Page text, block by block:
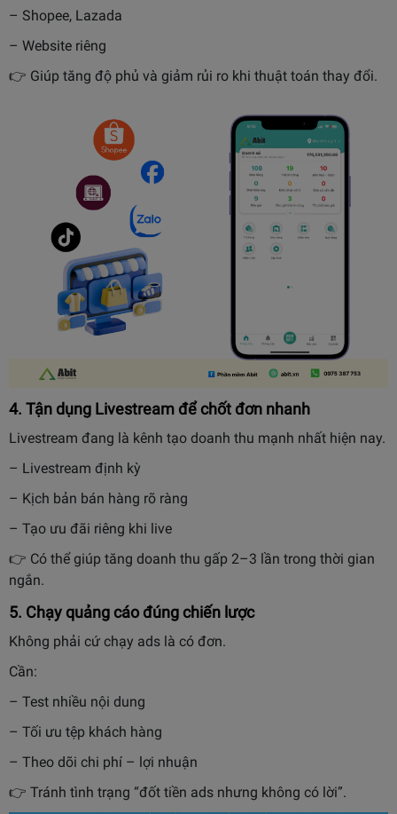
– Shopee, Lazada
– Website riêng
👉 Giúp tăng độ phủ và giảm rủi ro khi thuật toán thay đổi.
4. Tận dụng Livestream để chốt đơn nhanh
Livestream đang là kênh tạo doanh thu mạnh nhất hiện nay.
– Livestream định kỳ
– Kịch bản bán hàng rõ ràng
– Tạo ưu đãi riêng khi live
👉 Có thể giúp tăng doanh thu gấp 2–3 lần trong thời gian
ngắn.
5. Chạy quảng cáo đúng chiến lược
Không phải cứ chạy ads là có đơn.
Cần:
– Test nhiều nội dung
– Tối ưu tệp khách hàng
– Theo dõi chi phí – lợi nhuận
👉 Tránh tình trạng “đốt tiền ads nhưng không có lời”.